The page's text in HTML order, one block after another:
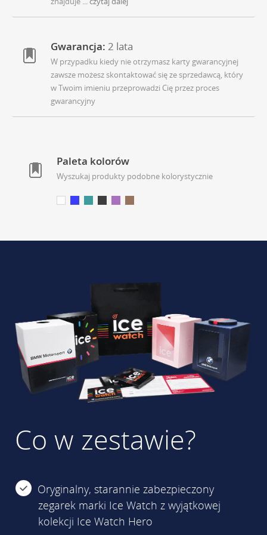
Gwarancja: 2 lata
W przypadku kiedy nie otrzymasz karty gwarancyjnej
zawsze możesz skontaktować się ze sprzedawcą, który
w Twoim imieniu przeprowadzi Cię przez proces
gwarancyjny
Paleta kolorów
Wyszukaj produkty podobne kolorystycznie
Co w zestawie?
Oryginalny, starannie zabezpieczony
zegarek marki Ice Watch z wyjątkowej
kolekcji Ice Watch Hero